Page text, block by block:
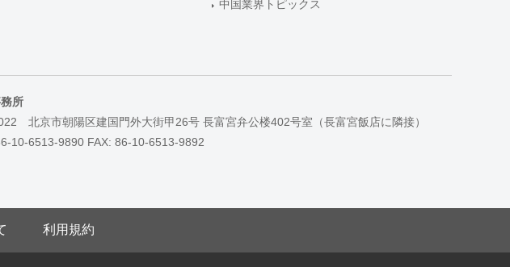
中国業界トピックス
所
北京市朝陽区建国門外大街甲26号 長富宮弁公楼402号室（長富宮飯店に隣接）
10-6513-9890 FAX: 86-10-6513-9892
利用規約